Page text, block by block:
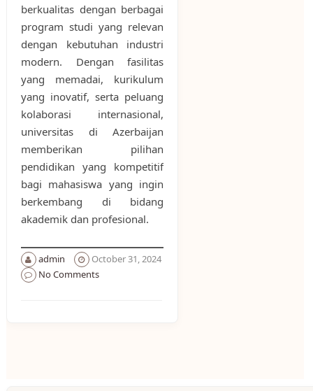
berkualitas dengan berbagai
program studi yang relevan
dengan kebutuhan industri
modern. Dengan fasilitas
yang memadai, kurikulum
yang inovatif, serta peluang
kolaborasi internasional,
universitas di Azerbaijan
memberikan pilihan
pendidikan yang kompetitif
bagi mahasiswa yang ingin
berkembang di bidang
akademik dan profesional.
admin
October 31, 2024
No Comments